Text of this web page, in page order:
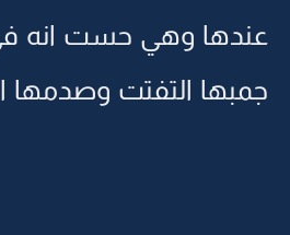
عندها وهي حست انه
جمبها التفتت وصدمها